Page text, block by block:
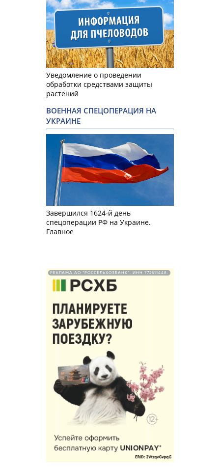
Уведомление о проведении
обработки средствами защиты
растений
ВОЕННАЯ СПЕЦОПЕРАЦИЯ НА
УКРАИНЕ
Завершился 1624-й день
спецоперации РФ на Украине.
Главное
РЕКЛАМА АО "РОССЕЛЬХОЗБАНК". ИНН 772511448.